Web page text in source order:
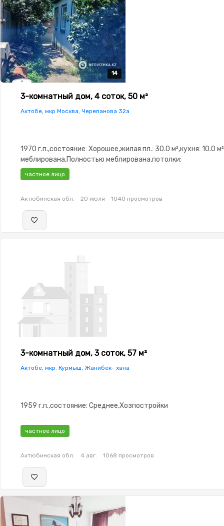
14
14
14
14
14
3-комнатный дом, 4 соток, 50 м²
Актобе, мкр Москва, Черепанова 32а
1970 г.п.,состояние: Хорошее,жилая пл.: 30.0 м²,кухня: 10.0
меблирована,Полностью меблирована,потолки:
2.9,Видеонаблюдение,Гараж,Сад,Веранда,Хозпостройки
частное лицо
Актюбинская обл. 20 июля 1040 просмотров
3-комнатный дом, 3 соток, 57 м²
Актобе, мкр. Курмыш, Жанибек- хана
1959 г.п.,состояние: Среднее,Хозпостройки
частное лицо
Актюбинская обл. 4 авг. 1068 просмотров